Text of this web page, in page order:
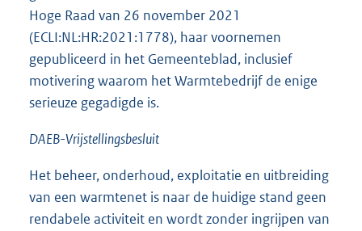
Hoge Raad van 26 november 2021
(ECLI:NL:HR:2021:1778), haar voornemen
gepubliceerd in het Gemeenteblad, inclusief
motivering waarom het Warmtebedrijf de enige
serieuze gegadigde is.
DAEB-Vrijstellingsbesluit
Het beheer, onderhoud, exploitatie en uitbreiding
van een warmtenet is naar de huidige stand geen
rendabele activiteit en wordt zonder ingrijpen van